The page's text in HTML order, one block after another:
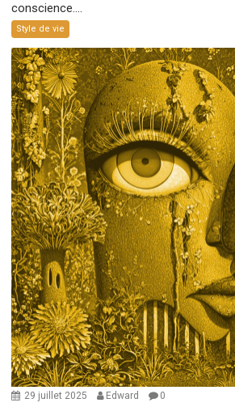
conscience....
Style de vie
29 juillet 2025 Edward 0